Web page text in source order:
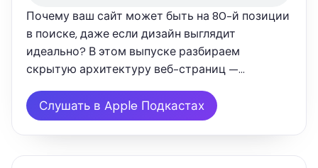
Почему ваш сайт может быть на 80-й позиции
в поиске, даже если дизайн выглядит
идеально? В этом выпуске разбираем
скрытую архитектуру веб-страниц —
иерархию заголовков H1–H6. Вы узнаете,
почему старый SEO-копирайтинг больше не
работает и как перестроить контент под
Слушать в Apple Подкастах